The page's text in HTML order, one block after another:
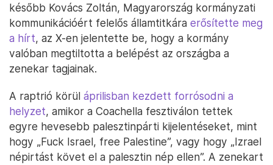
később Kovács Zoltán, Magyarország kormányzati
kommunikációért felelős államtitkára erősítette meg
a hírt, az X-en jelentette be, hogy a kormány
valóban megtiltotta a belépést az országba a
zenekar tagjainak.
A raptrió körül áprilisban kezdett forrósodni a
helyzet, amikor a Coachella fesztiválon tettek
egyre hevesebb palesztinpárti kijelentéseket, mint
hogy „Fuck Israel, free Palestine”, vagy hogy „Izrael
népirtást követ el a palesztin nép ellen”. A zenekart